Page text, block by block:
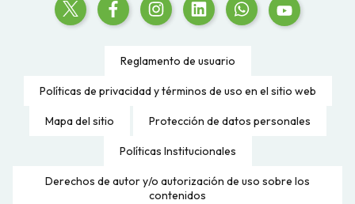
Reglamento de usuario
Políticas de privacidad y términos de uso en el sitio web
Mapa del sitio Protección de datos personales
Políticas Institucionales
Derechos de autor y/o autorización de uso sobre los
contenidos